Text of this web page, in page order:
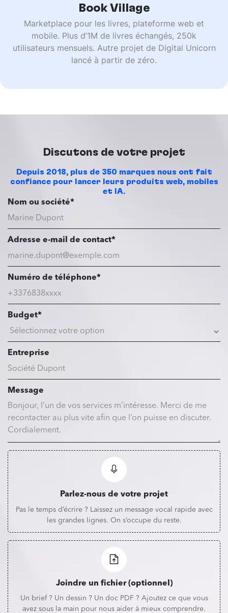
Book Village
Marketplace pour les livres, plateforme web et
mobile. Plus d’1M de livres échangés, 250k
utilisateurs mensuels. Autre projet de Digital Unicorn
lancé à partir de zéro.
Discutons de votre projet
Depuis 2018, plus de 350 marques nous ont fait
confiance pour lancer leurs produits web, mobiles
et IA.
Nom ou société*
Adresse e-mail de contact*
Numéro de téléphone*
Budget*
Entreprise
Message
Parlez-nous de votre projet
Pas le temps d’écrire ? Laissez un message vocal rapide avec
les grandes lignes. On s’occupe du reste.
Joindre un fichier (optionnel)
Un brief ? Un dessin ? Un doc PDF ? Ajoutez ce que vous
avez sous la main pour nous aider à mieux comprendre.